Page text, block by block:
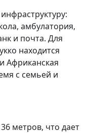
амбулатория,
и почта. Для
находится
Африканская
с семьей и
метров, что дает